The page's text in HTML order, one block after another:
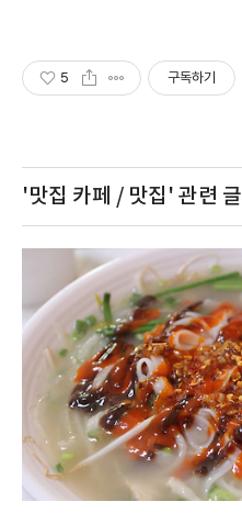
5 구독하기
'맛집 카페 / 맛집' 관련 글